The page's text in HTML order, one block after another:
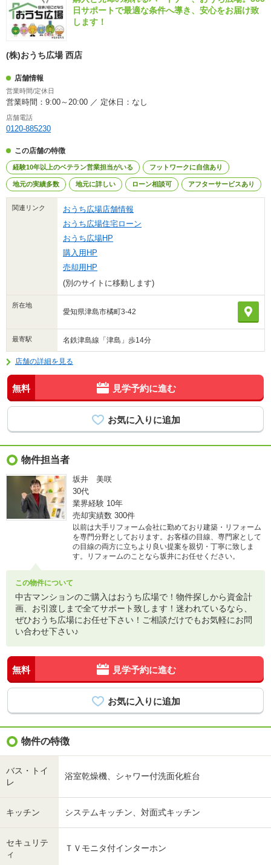
日サポートで最適な条件へ導き、安心をお届け致
します！
(株)おうち広場 西店
店舗情報
営業時間/定休日
営業時間：9:00～20:00 ／ 定休日：なし
店舗電話
0120-885230
この店舗の特徴
経験10年以上のベテラン営業担当がいる フットワークに自信あり
地元の実績多数 地元に詳しい ローン相談可 アフターサービスあり
関連リンク
おうち広場店舗情報
おうち広場住宅ローン
おうち広場HP
購入用HP
売却用HP
(別のサイトに移動します)
所在地
愛知県津島市橘町3-42
最寄駅 名鉄津島線「津島」歩14分
店舗の詳細を見る
無料 見学予約に進む
物件担当者
坂井 美咲
30代
業界経験 10年
売却実績数 300件
以前は大手リフォーム会社に勤めており建築・リフォーム
を専門分野としております。お客様の目線、専門家として
の目線の両方に立ちより良い提案を親切・丁寧に致しま
す。リフォームのことなら坂井にお任せください。
この物件について
中古マンションのご購入はおうち広場で！物件探しから資金計
画、お引渡しまで全てサポート致します！迷われているなら、
ぜひおうち広場にお任せ下さい！ご相談だけでもお気軽にお問
い合わせ下さい♪
無料 見学予約に進む
物件の特徴
バス・トイ
レ
浴室乾燥機、シャワー付洗面化粧台
キッチン システムキッチン、対面式キッチン
セキュリテ
ィ
ＴＶモニタ付インターホン